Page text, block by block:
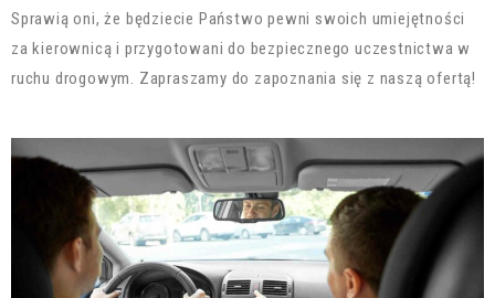
Sprawią oni, że będziecie Państwo pewni swoich umiejętności
za kierownicą i przygotowani do bezpiecznego uczestnictwa w
ruchu drogowym. Zapraszamy do zapoznania się z naszą ofertą!